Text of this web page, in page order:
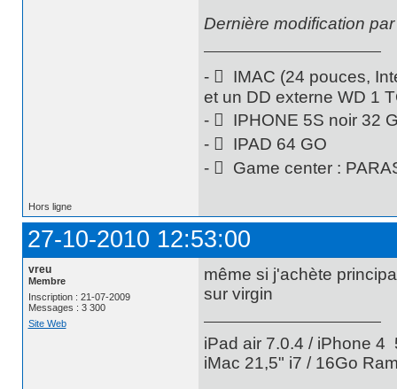
Dernière modification
-  IMAC (24 pouces,
et un DD externe WD 1
-  IPHONE 5S noir 32
-  IPAD 64 GO
-  Game center :
Hors ligne
27-10-2010 12:53:00
vreu
Membre
Inscription : 21-07-2009
Messages : 3 300
Site Web
même si j'achète
sur virgin
iPad air 7.0.4 / iPhone 4
iMac 21,5" i7 / 16Go